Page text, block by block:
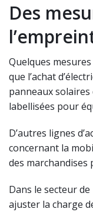
Des
Quelques
que l’achat
panneaux solaires
labellisées pour
D’autres lignes
concernant la
des marchandises
Dans le secteur
ajuster la charge